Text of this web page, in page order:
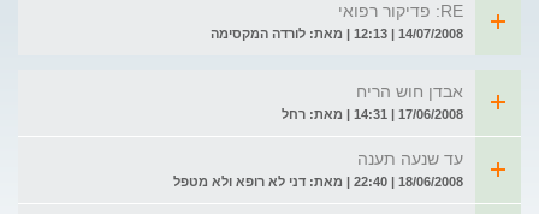
RE: פדיקור רפואי
14/07/2008 | 12:13 | מאת: לורדה המקסימה
אבדן חוש הריח
17/06/2008 | 14:31 | מאת: רחל
עד שנעה תענה
18/06/2008 | 22:40 | מאת: דני לא רופא ולא מטפל